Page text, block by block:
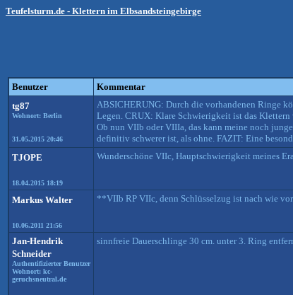
Teufelsturm.de - Klettern im Elbsandsteingebirge
Benutzer Kommentar
tg87
Wohnort: Berlin
31.05.2015 20:46
ABSICHERUNG: Durch die vorhandenen Ringe
Legen. CRUX: Klare Schwierigkeit ist das Klettern
Ob nun VIIb oder VIIIa, das kann meine noch
definitiv schwerer ist, als ohne. FAZIT: Eine
TJOPE
18.04.2015 18:19
Wunderschöne VIIc, Hauptschwierigkeit meines
Markus Walter
10.06.2011 21:56
**VIIb RP VIIc, denn Schlüsselzug ist nach wie vor
Jan-Hendrik
Schneider
Authentifizierter Benutzer
Wohnort: kc-
geruchsneutral.de
sinnfreie Dauerschlinge 30 cm. unter 3. Ring